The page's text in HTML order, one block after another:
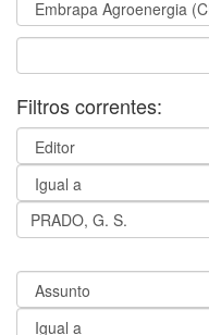
Filtros correntes: